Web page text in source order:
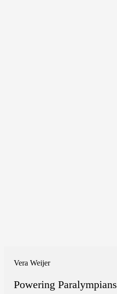
Vera Weijer
Powering Paralympians